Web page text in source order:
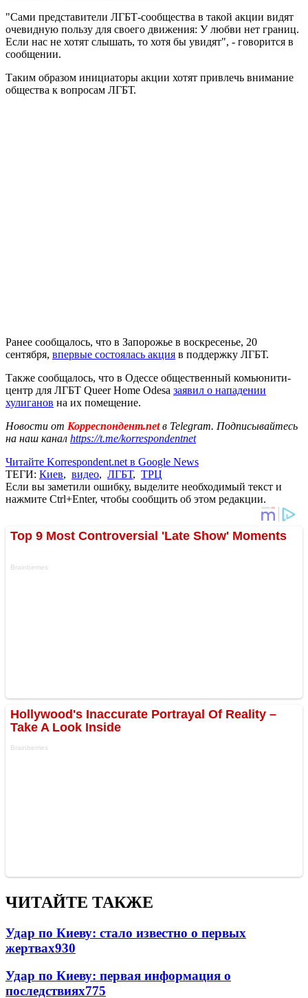
"Сами представители ЛГБТ-сообщества в такой акции видят
очевидную пользу для своего движения: У любви нет границ.
Если нас не хотят слышать, то хотя бы увидят", - говорится в
сообщении.
Таким образом инициаторы акции хотят привлечь внимание
общества к вопросам ЛГБТ.
Ранее сообщалось, что в Запорожье в воскресенье, 20
сентября, впервые состоялась акция в поддержку ЛГБТ.
Также сообщалось, что в Одессе общественный комьюнити-
центр для ЛГБТ Queer Home Odesa заявил о нападении
хулиганов на их помещение.
Новости от Корреспондент.netв Telegram. Подписывайтесь
на наш канал https://t.me/korrespondentnet
Читайте Korrespondent.net в Google News
ТЕГИ: Киев, видео, ЛГБТ, ТРЦ
Если вы заметили ошибку, выделите необходимый текст и
нажмите Ctrl+Enter, чтобы сообщить об этом редакции.
ЧИТАЙТЕ ТАКЖЕ
Удар по Киеву: стало известно о первых
жертвах930
Удар по Киеву: первая информация о
последствиях775